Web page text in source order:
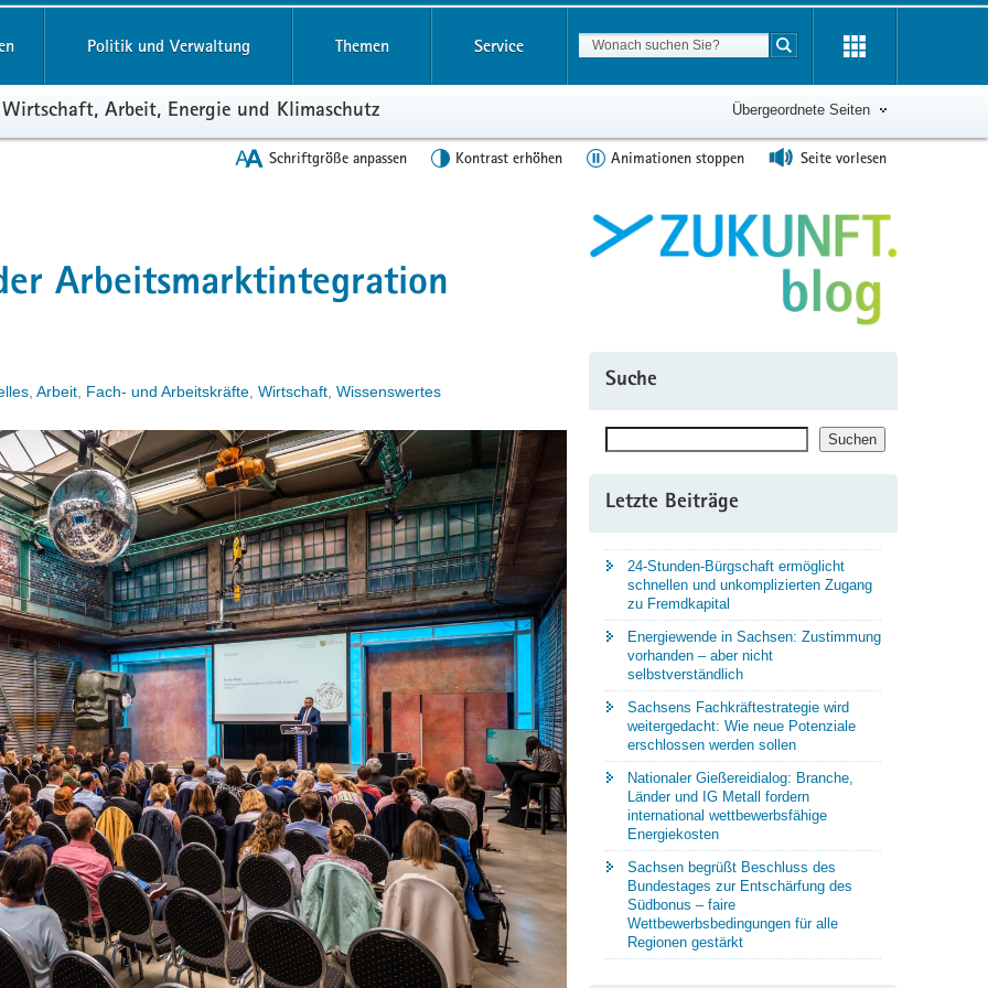
Politik und Verwaltung Themen Service Suchbegriff
Suche starten
Arbeit, Energie und Klimaschutz Übergeordnete Seiten
Schriftgröße anpassen Kontrast erhöhen Animationen stoppen Seite vorlesen
Arbeitsmarktintegration
Arbeit Fach- und Arbeitskräfte Wirtschaft Wissenswertes Suche
Suchen
Letzte Beiträge
24-Stunden-Bürgschaft ermöglicht
schnellen und unkomplizierten Zugang
zu Fremdkapital
Energiewende in Sachsen: Zustimmung
vorhanden – aber nicht
selbstverständlich
Sachsens Fachkräftestrategie wird
weitergedacht: Wie neue Potenziale
erschlossen werden sollen
Nationaler Gießereidialog: Branche,
Länder und IG Metall fordern
international wettbewerbsfähige
Energiekosten
Sachsen begrüßt Beschluss des
Bundestages zur Entschärfung des
Südbonus – faire
Wettbewerbsbedingungen für alle
Regionen gestärkt